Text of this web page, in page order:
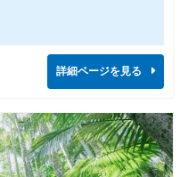
詳細ページを見る